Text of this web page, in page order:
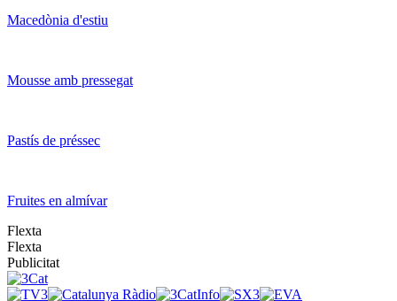
Macedònia d'estiu
Mousse amb pressegat
Pastís de préssec
Fruites en almívar
Flexta
Flexta
Publicitat